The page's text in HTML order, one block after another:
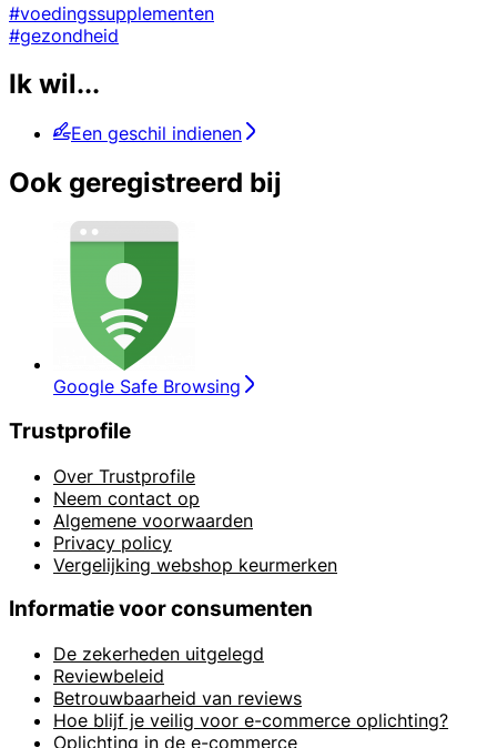
#voedingssupplementen
#gezondheid
Ik wil...
Een geschil indienen
Ook geregistreerd bij
Google Safe Browsing
Trustprofile
Over Trustprofile
Neem contact op
Algemene voorwaarden
Privacy policy
Vergelijking webshop keurmerken
Informatie voor consumenten
De zekerheden uitgelegd
Reviewbeleid
Betrouwbaarheid van reviews
Hoe blijf je veilig voor e-commerce oplichting?
Oplichting in de e-commerce